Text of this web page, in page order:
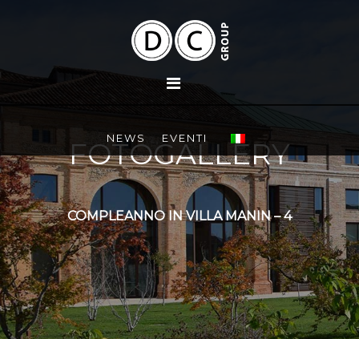
NEWS EVENTI
FOTOGALLERY
COMPLEANNO IN VILLA MANIN – 4